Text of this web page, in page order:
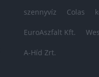
szennyvíz Colas
EuroAszfalt Kft.
A-Híd Zrt.